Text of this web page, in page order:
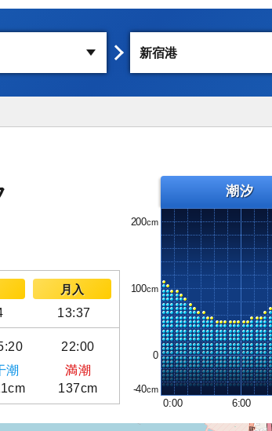
月入
13:37
22:00
潮
満潮
137cm
潮汐
200
100
0
-40
0:00
6:00